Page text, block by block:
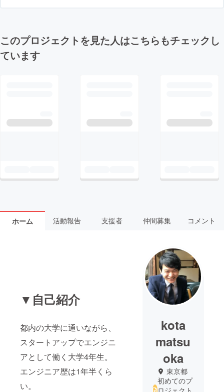
このプロジェクトを見た人はこちらもチェックし
ています
ホーム 活動報告 支援者 仲間募集 コメント
▼自己紹介
都内の大学に通いながら、
スタートアップでエンジニ
アとして働く大学4年生。
エンジニア歴は1年半くら
い。
kota
matsu
oka
東京都
初めてのプ